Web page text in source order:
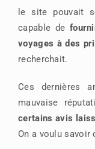
le site pouvait
capable de
voyages à des
recherchait.
Ces dernières
mauvaise
certains avis
On a voulu